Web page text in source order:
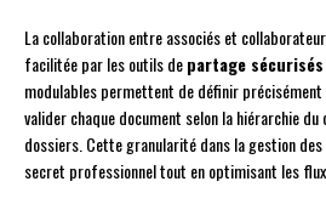
La collaboration entre associés et
facilitée par les outils departage sécurisés
modulables permettent de définir
valider chaque document selon la hiérarchie
dossiers. Cette granularité dans la gestion
secret professionnel tout en optimisant les